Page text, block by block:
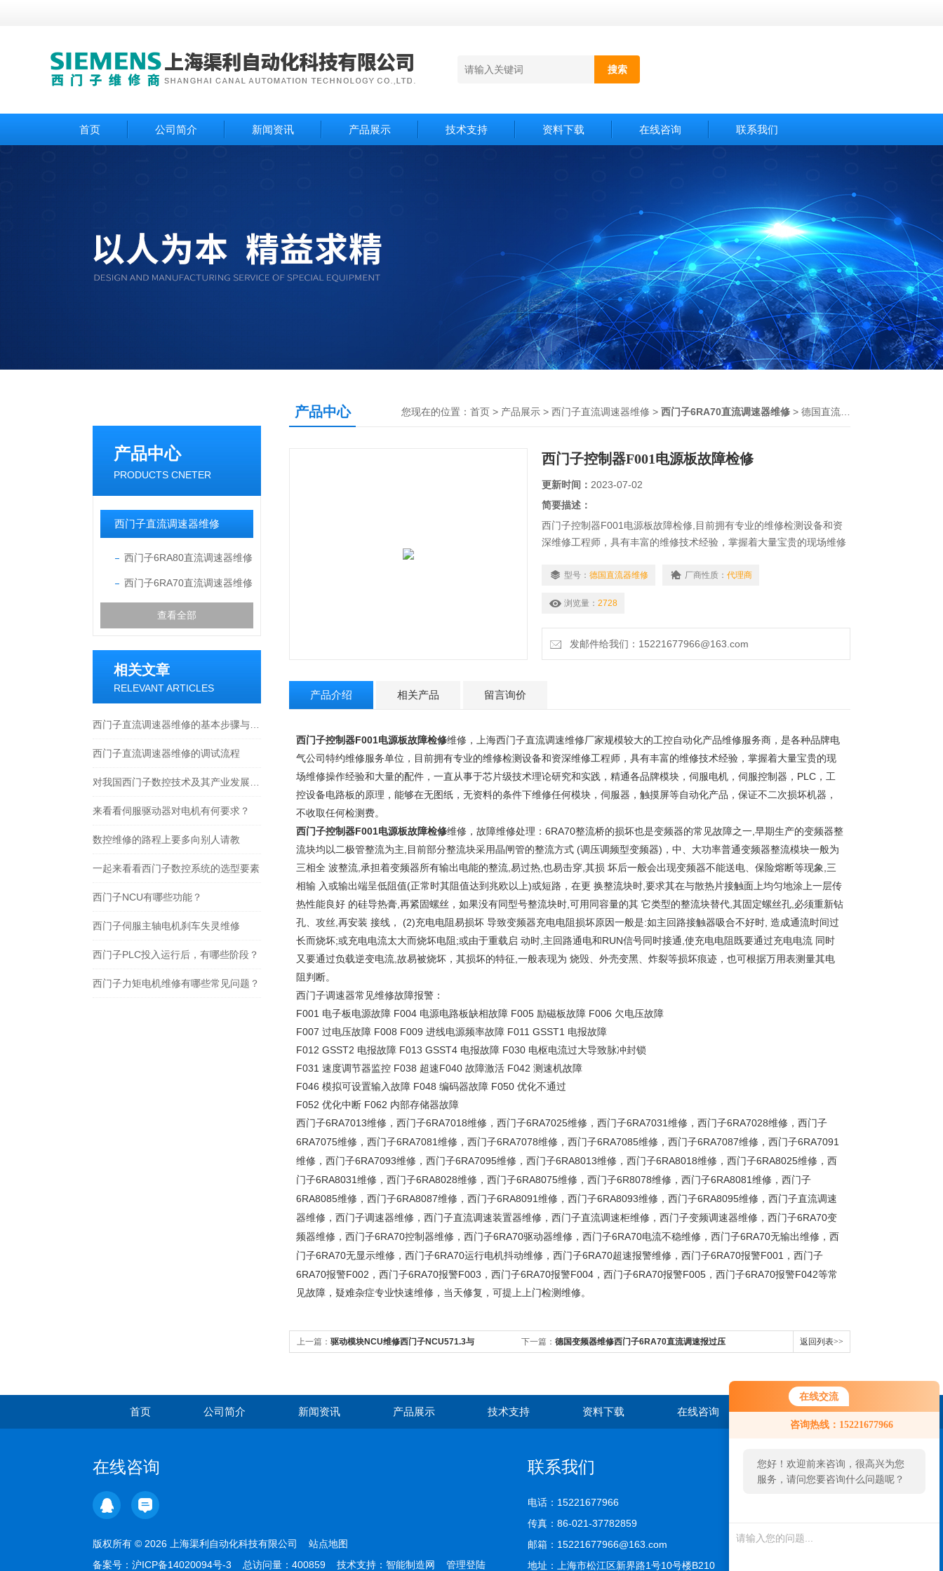
在线交流
咨询热线：15221677966
您好！欢迎前来咨询，很高兴为您
服务，请问您要咨询什么问题呢？
首页 公司简介 新闻资讯 产品展示 技术支持 资料下载 在线咨询 联系我们
产品中心
PRODUCTS CNETER
西门子直流调速器维修
西门子6RA80直流调速器维修
西门子6RA70直流调速器维修
查看全部
相关文章
RELEVANT ARTICLES
西门子直流调速器维修的调试流程
来看看伺服驱动器对电机有何要求？
数控维修的路程上要多向别人请教
一起来看看西门子数控系统的选型要素
西门子NCU有哪些功能？
西门子伺服主轴电机刹车失灵维修
西门子PLC投入运行后，有哪些阶段？
西门子力矩电机维修有哪些常见问题？
产品中心 您现在的位置： 首页 > 产品展示 > 西门子直流调速器维修 > 西门子6RA70直流调速器维修 > 德国直流器维修西门子控制器F001电源板故障检修
西门子控制器F001电源板故障检修
更新时间： 2023-07-02
简要描述：
西门子控制器F001电源板故障检修,目前拥有专业的维修检测设备和资
深维修工程师，具有丰富的维修技术经验，掌握着大量宝贵的现场维修
各品牌模块，伺服电机，伺服控制器，PLC，工控设备电路板的原理，
化产品，保证不二次损坏机器，不收取任何检测费。
型号： 德国直流器维修 厂商性质： 代理商
浏览量： 2728
发邮件给我们：15221677966@163.com
产品介绍 相关产品 留言询价
西门子控制器F001电源板故障检修维修，上海西门子直流调速维修厂家规模较大的工控自动化产品维修服务商，是各种品牌电
气公司特约维修服务单位，目前拥有专业的维修检测设备和资深维修工程师，具有丰富的维修技术经验，掌握着大量宝贵的现
场维修操作经验和大量的配件，一直从事于芯片级技术理论研究和实践，精通各品牌模块，伺服电机，伺服控制器，PLC，工
控设备电路板的原理，能够在无图纸，无资料的条件下维修任何模块，伺服器，触摸屏等自动化产品，保证不二次损坏机器，
不收取任何检测费。
西门子控制器F001电源板故障检修维修，故障维修处理：6RA70整流桥的损坏也是变频器的常见故障之一,早期生产的变频器整
流块均以二极管整流为主,目前部分整流块采用晶闸管的整流方式 (调压调频型变频器)，中、大功率普通变频器整流模块一般为
三相全 波整流,承担着变频器所有输出电能的整流,易过热,也易击穿,其损 坏后一般会出现变频器不能送电、保险熔断等现象,三
相输 入或输出端呈低阻值(正常时其阻值达到兆欧以上)或短路，在更 换整流块时,要求其在与散热片接触面上均匀地涂上一层传
热性能良好 的硅导热膏,再紧固螺丝，如果没有同型号整流块时,可用同容量的其 它类型的整流块替代,其固定螺丝孔,必须重新钻
孔、攻丝,再安装 接线， (2)充电电阻易损坏 导致变频器充电电阻损坏原因一般是:如主回路接触器吸合不好时, 造成通流时间过
长而烧坏;或充电电流太大而烧坏电阻;或由于重载启 动时,主回路通电和RUN信号同时接通,使充电电阻既要通过充电电流 同时
又要通过负载逆变电流,故易被烧坏，其损坏的特征,一般表现为 烧毁、外壳变黑、炸裂等损坏痕迹，也可根据万用表测量其电
阻判断。
西门子调速器常见维修故障报警：
F001 电子板电源故障 F004 电源电路板缺相故障 F005 励磁板故障 F006 欠电压故障
F007 过电压故障 F008 F009 进线电源频率故障 F011 GSST1 电报故障
F012 GSST2 电报故障 F013 GSST4 电报故障 F030 电枢电流过大导致脉冲封锁
F031 速度调节器监控 F038 超速F040 故障激活 F042 测速机故障
F046 模拟可设置输入故障 F048 编码器故障 F050 优化不通过
F052 优化中断 F062 内部存储器故障
西门子6RA7013维修，西门子6RA7018维修，西门子6RA7025维修，西门子6RA7031 维修，西门子6RA7028维修，西门子
6RA7075维修，西门子6RA7081 维修，西门子6RA7078维修，西门子6RA7085维修，西门子6RA7087维修，西门子6RA7091
维修，西门子6RA7093维修，西门子6RA7095维修，西门子6RA8013维修，西门子6RA8018维修，西门子6RA8025维修，西
门子6RA8031 维修，西门子6RA8028维修，西门子6RA8075维修，西门子6R8078维修，西门子6RA8081 维修，西门子
6RA8085维修，西门子6RA8087维修，西门子6RA8091 维修，西门子6RA8093维修，西门子6RA8095维修，西门子直流调速
器维修，西门子调速器维修，西门子直流调速装置器维修，西门子直流调速柜维修，西门子变频调速器维修，西门子6RA70变
频器维修，西门子6RA70控制器维修，西门子6RA70驱动器维修，西门子6RA70电流不稳维修，西门子6RA70无输出维修，西
门子6RA70无显示维修，西门子6RA70运行电机抖动维修，西门子6RA70超速报警维修，西门子6RA70报警F001 ，西门子
6RA70报警F002 ，西门子6RA70报警F003 ，西门子6RA70报警F004 ，西门子6RA70报警F005 ，西门子6RA70报警F042等常
见故障，疑难杂症专业快速维修，当天修复，可提上上门检测维修。
上一篇： 驱动模块NCU维修西门子NCU571.3与 下一篇： 德国变频器维修西门子6RA70直流调速报过压 返回列表>>
首页 公司简介 新闻资讯 产品展示 技术支持 资料下载 在线咨询 联系我们
在线咨询
版权所有 © 2026 上海渠利自动化科技有限公司 站点地图
备案号： 沪ICP备14020094号-3 总访问量：400859 技术支持： 智能制造网 管理登陆
联系我们
电话：15221677966
传真：86-021-37782859
邮箱：15221677966@163.com
地址：上海市松江区新界路1号10号楼B210